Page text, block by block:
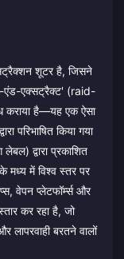
शूटर है, जिसने
एंड-एक्सट्रैक्ट' (raid-
है—यह एक ऐसा
परिभाषित किया गया
द्वारा प्रकाशित
मध्य में विश्व स्तर पर
वेपन प्लेटफॉर्म्स और
कर रहा है, जो
लापरवाही बरतने वालों